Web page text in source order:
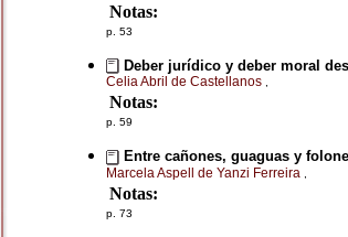
Notas:
p. 53
Deber jurídico y deber moral
Celia Abril de Castellanos ,
Notas:
p. 59
Entre cañones, guaguas y
Marcela Aspell de Yanzi Ferreira
Notas:
p. 73